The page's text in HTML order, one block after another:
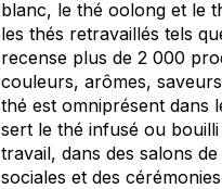
blanc, le thé oolong et le
les thés retravaillés tels
recense plus de 2 000
couleurs, arômes,
thé est omniprésent dans
sert le thé infusé ou
travail, dans des salons
sociales et des